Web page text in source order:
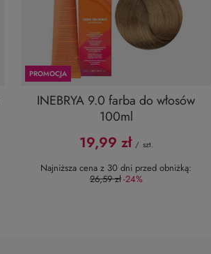
PROMOCJA
INEBRYA 9.0 farba do włosów
100ml
19,99 zł / szt.
Najniższa cena z 30 dni przed obniżką:
26,59 zł-24%